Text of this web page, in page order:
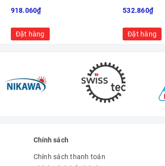
918.060₫
Đặt hàng
532.860₫
Đặt hàng
Chính sách
Chính sách thanh toán